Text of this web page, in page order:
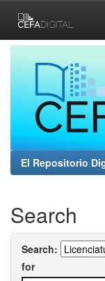
navigation
El Repositorio
Search
Search:
for